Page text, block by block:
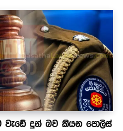
වැඩේ දුන් බව කියන පොලිස්